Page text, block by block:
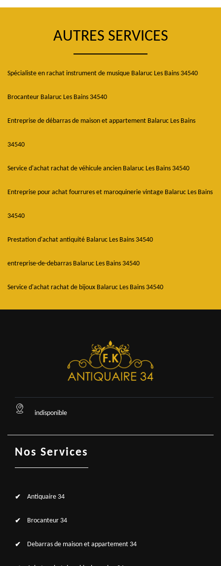
AUTRES SERVICES
Spécialiste en rachat instrument de musique Balaruc Les Bains 34540
Brocanteur Balaruc Les Bains 34540
Entreprise de débarras de maison et appartement Balaruc Les Bains
34540
Service d'achat rachat de véhicule ancien Balaruc Les Bains 34540
Entreprise pour achat fourrures et maroquinerie vintage Balaruc Les Bains
34540
Prestation d'achat antiquité Balaruc Les Bains 34540
entreprise-de-debarras Balaruc Les Bains 34540
Service d'achat rachat de bijoux Balaruc Les Bains 34540
indisponible
Nos Services
Antiquaire 34
Brocanteur 34
Debarras de maison et appartement 34